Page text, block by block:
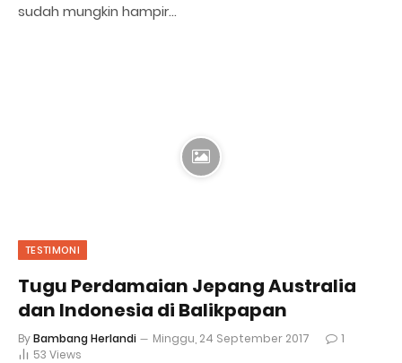
sudah mungkin hampir…
TESTIMONI
Tugu Perdamaian Jepang Australia
dan Indonesia di Balikpapan
ByBambang Herlandi Minggu, 24 September 2017
1
53 Views